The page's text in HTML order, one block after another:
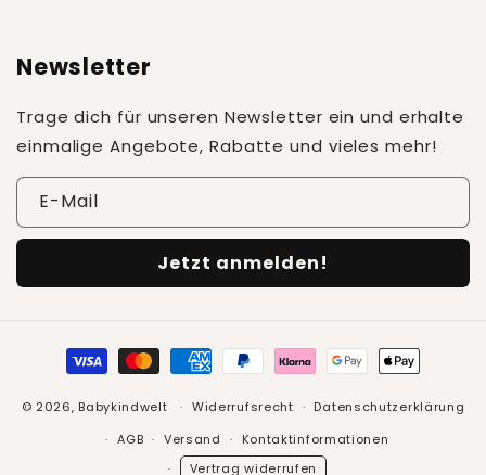
Newsletter
Trage dich für unseren Newsletter ein und erhalte
einmalige Angebote, Rabatte und vieles mehr!
E-Mail
Jetzt anmelden!
Zahlungsmethoden
© 2026, Babykindwelt Widerrufsrecht
Datenschutzerklärung
AGB
Versand
Kontaktinformationen
Vertrag widerrufen